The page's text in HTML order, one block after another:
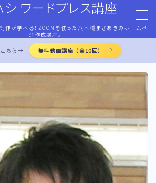
シ ワードプレス講座
作が学べる！ZOOMを使った八木橋まさあきのホームペ
ージ作成講座。
カ出品
こちら→ 無料動画講座（全10回）